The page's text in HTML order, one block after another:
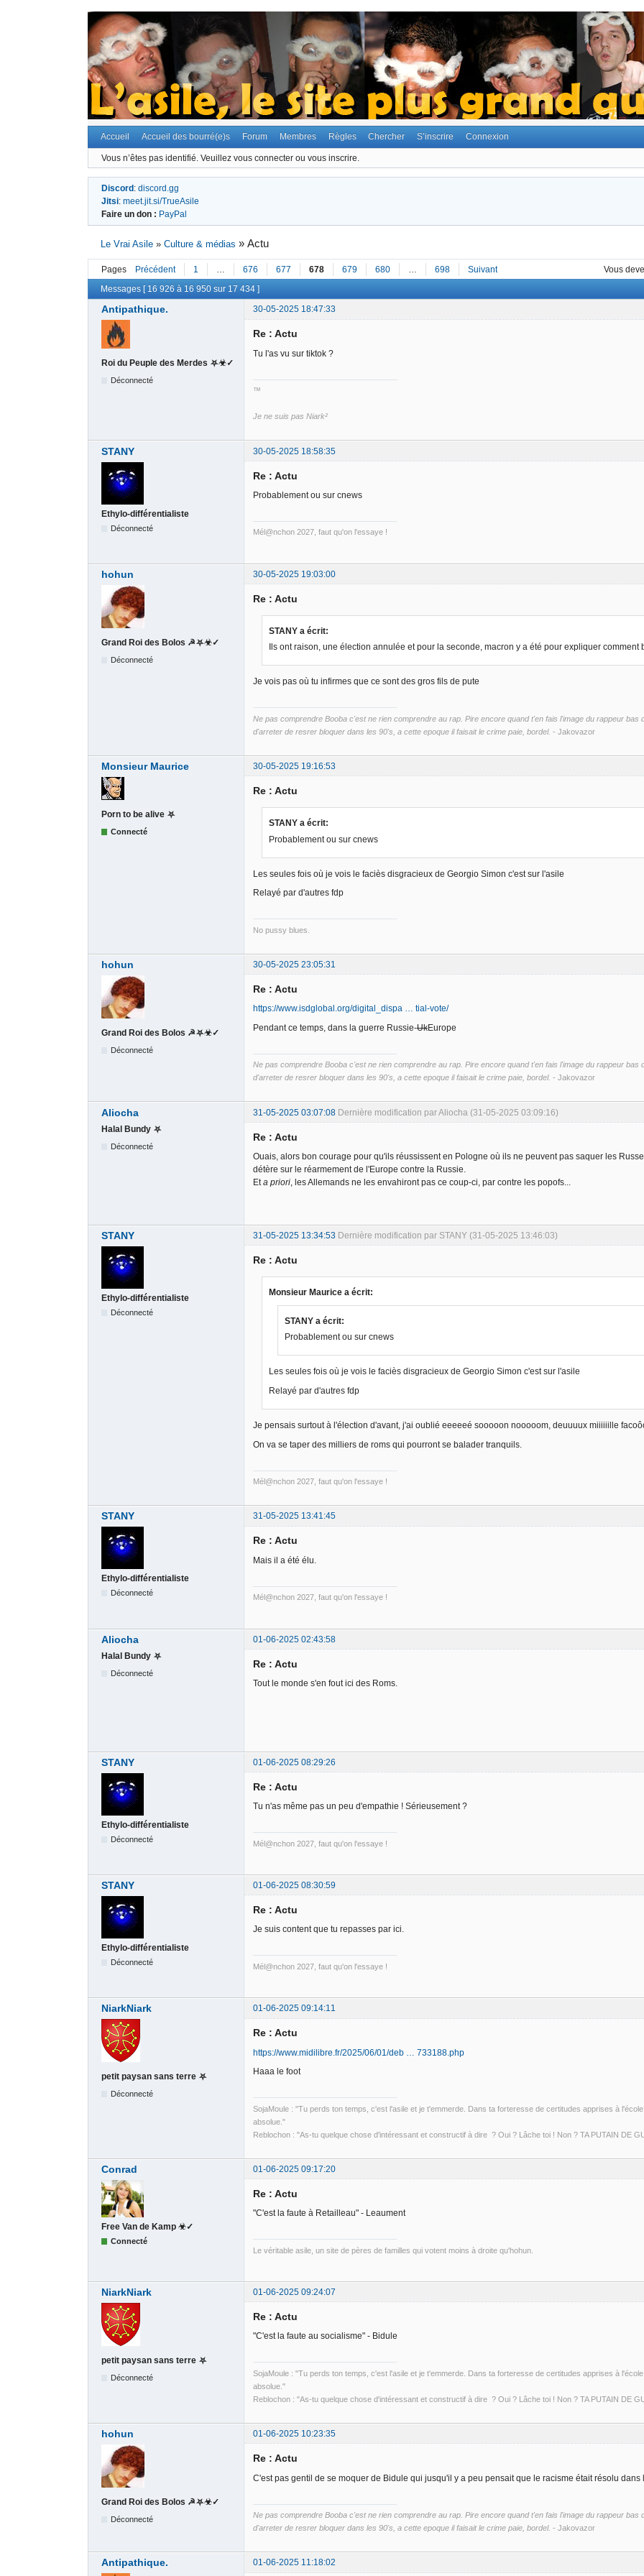
Accueil Accueil des bourré(e)s Forum Membres Règles Chercher S’inscrire Connexion
Vous n’êtes pas identifié. Veuillez vous connecter ou vous inscrire.
Discord: discord.gg
Jitsi: meet.jit.si/TrueAsile
Faire un don : PayPal
Le Vrai Asile »Culture & médias »Actu
Pages Précédent 1 676 677 678 679 680 698 Suivant Vous
Messages [ 16 926 à 16 950 sur 17 434 ]
Antipathique. 30-05-2025 18:47:33
Roi du Peuple des Merdes ⛧☣✓
Déconnecté
Re : Actu
Tu l'as vu sur tiktok ?
™
Je ne suis pas Niark²
STANY 30-05-2025 18:58:35
Ethylo-différentialiste
Déconnecté
Re : Actu
Probablement ou sur cnews
Mél@nchon 2027, faut qu'on l'essaye !
hohun 30-05-2025 19:03:00
Grand Roi des Bolos ☭⛧☣✓
Déconnecté
Re : Actu
STANY a écrit:
Ils ont raison, une élection annulée et pour la seconde, macron y a été pour expliquer comment
Je vois pas où tu infirmes que ce sont des gros fils de pute
Ne pas comprendre Booba c'est ne rien comprendre au rap. Pire encore quand t'en fais l'image du rappeur
d'arreter de resrer bloquer dans les 90's, a cette epoque il faisait le crime paie, bordel. - Jakovazor
Monsieur Maurice 30-05-2025 19:16:53
Porn to be alive ⛧
Connecté
Re : Actu
STANY a écrit:
Probablement ou sur cnews
Les seules fois où je vois le faciès disgracieux de Georgio Simon c'est sur l'asile
Relayé par d'autres fdp
No pussy blues.
hohun 30-05-2025 23:05:31
Grand Roi des Bolos ☭⛧☣✓
Déconnecté
Re : Actu
https://www.isdglobal.org/digital_dispa … tial-vote/
Pendant ce temps, dans la guerre Russie-UkEurope
Ne pas comprendre Booba c'est ne rien comprendre au rap. Pire encore quand t'en fais l'image du rappeur
d'arreter de resrer bloquer dans les 90's, a cette epoque il faisait le crime paie, bordel. - Jakovazor
Aliocha 31-05-2025 03:07:08 Dernière modification par Aliocha (31-05-2025 03:09:16)
Halal Bundy ⛧
Déconnecté
Re : Actu
Ouais, alors bon courage pour qu'ils réussissent en Pologne où ils ne peuvent pas saquer les
détère sur le réarmement de l'Europe contre la Russie.
Eta priori, les Allemands ne les envahiront pas ce coup-ci, par contre les popofs...
STANY 31-05-2025 13:34:53 Dernière modification par STANY (31-05-2025 13:46:03)
Ethylo-différentialiste
Déconnecté
Re : Actu
Monsieur Maurice a écrit:
STANY a écrit:
Probablement ou sur cnews
Les seules fois où je vois le faciès disgracieux de Georgio Simon c'est sur l'asile
Relayé par d'autres fdp
Je pensais surtout à l'élection d'avant, j'ai oublié eeeeeé sooooon nooooom, deuuuux miiiiiille
On va se taper des milliers de roms qui pourront se balader tranquils.
Mél@nchon 2027, faut qu'on l'essaye !
STANY 31-05-2025 13:41:45
Ethylo-différentialiste
Déconnecté
Re : Actu
Mais il a été élu.
Mél@nchon 2027, faut qu'on l'essaye !
Aliocha
01-06-2025 02:43:58
Halal Bundy ⛧
Déconnecté
Re : Actu
Tout le monde s'en fout ici des Roms.
STANY 01-06-2025 08:29:26
Ethylo-différentialiste
Déconnecté
Re : Actu
Tu n'as même pas un peu d'empathie ! Sérieusement ?
Mél@nchon 2027, faut qu'on l'essaye !
STANY 01-06-2025 08:30:59
Ethylo-différentialiste
Déconnecté
Re : Actu
Je suis content que tu repasses par ici.
Mél@nchon 2027, faut qu'on l'essaye !
NiarkNiark 01-06-2025 09:14:11
petit paysan sans terre ⛧
Déconnecté
Re : Actu
https://www.midilibre.fr/2025/06/01/deb … 733188.php
Haaa le foot
SojaMoule : "Tu perds ton temps, c'est l'asile et je t'emmerde. Dans ta forteresse de certitudes apprises à
absolue."
Reblochon : "As-tu quelque chose d'intéressant et constructif à dire ? Oui ? Lâche toi ! Non ? TA PUTAIN DE
Conrad 01-06-2025 09:17:20
Free Van de Kamp ☣✓
Connecté
Re : Actu
"C'est la faute à Retailleau" - Leaument
Le véritable asile, un site de pères de familles qui votent moins à droite qu'hohun.
NiarkNiark 01-06-2025 09:24:07
petit paysan sans terre ⛧
Déconnecté
Re : Actu
"C'est la faute au socialisme" - Bidule
SojaMoule : "Tu perds ton temps, c'est l'asile et je t'emmerde. Dans ta forteresse de certitudes apprises à
absolue."
Reblochon : "As-tu quelque chose d'intéressant et constructif à dire ? Oui ? Lâche toi ! Non ? TA PUTAIN DE
hohun 01-06-2025 10:23:35
Grand Roi des Bolos ☭⛧☣✓
Déconnecté
Re : Actu
C'est pas gentil de se moquer de Bidule qui jusqu'il y a peu pensait que le racisme était résolu dans
Ne pas comprendre Booba c'est ne rien comprendre au rap. Pire encore quand t'en fais l'image du rappeur
d'arreter de resrer bloquer dans les 90's, a cette epoque il faisait le crime paie, bordel. - Jakovazor
Antipathique. 01-06-2025 11:18:02